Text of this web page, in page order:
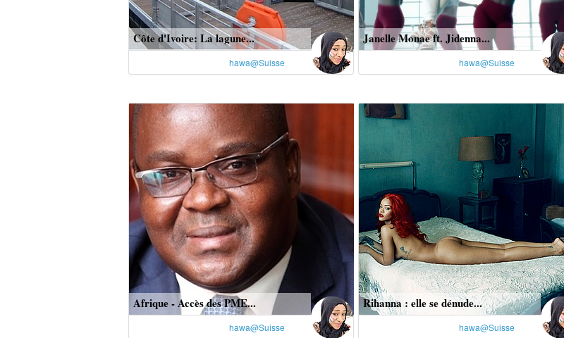
Côte d'Ivoire: La lagune...
hawa@Suisse
Janelle Monae ft. Jidenna...
hawa@Suisse
Afrique - Accès des PME...
hawa@Suisse
Rihanna : elle se dénude...
hawa@Suisse